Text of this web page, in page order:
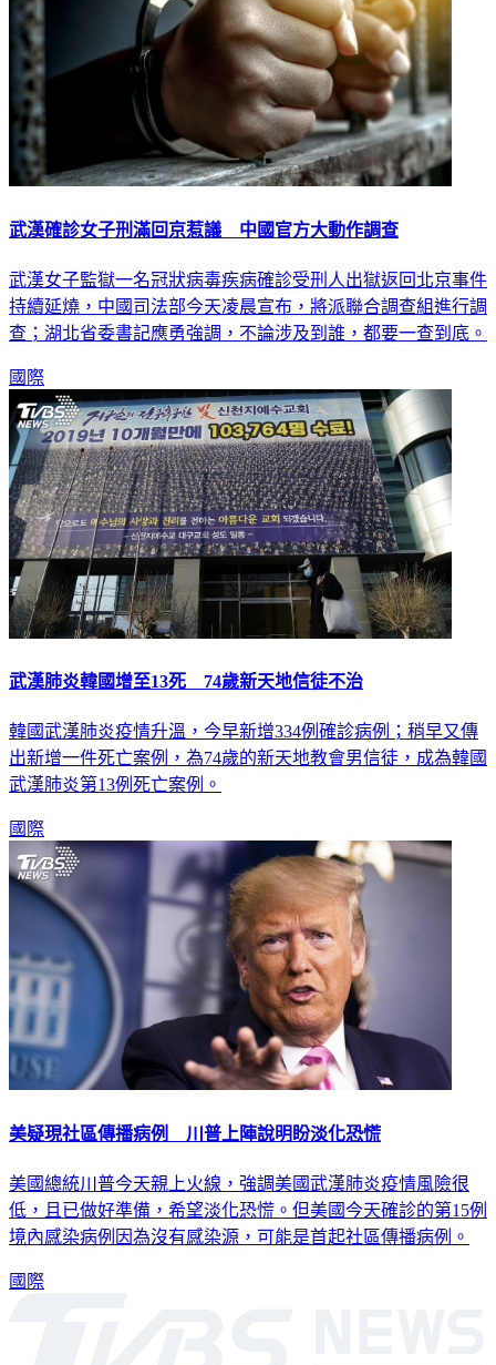
武漢確診女子刑滿回京惹議 中國官方大動作調查
武漢女子監獄一名冠狀病毒疾病確診受刑人出獄返回北京事件
持續延燒，中國司法部今天凌晨宣布，將派聯合調查組進行調
查；湖北省委書記應勇強調，不論涉及到誰，都要一查到底。
國際
武漢肺炎韓國增至13死 74歲新天地信徒不治
韓國武漢肺炎疫情升溫，今早新增334例確診病例；稍早又傳
出新增一件死亡案例，為74歲的新天地教會男信徒，成為韓國
武漢肺炎第13例死亡案例。
國際
美疑現社區傳播病例 川普上陣說明盼淡化恐慌
美國總統川普今天親上火線，強調美國武漢肺炎疫情風險很
低，且已做好準備，希望淡化恐慌。但美國今天確診的第15例
境內感染病例因為沒有感染源，可能是首起社區傳播病例。
國際